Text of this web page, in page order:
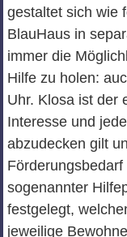
gestaltet sich wie
BlauHaus in
immer die
Hilfe zu holen:
Uhr. Klosa ist der
Interesse und
abzudecken gilt
sogenannter
festgelegt,
jeweilige